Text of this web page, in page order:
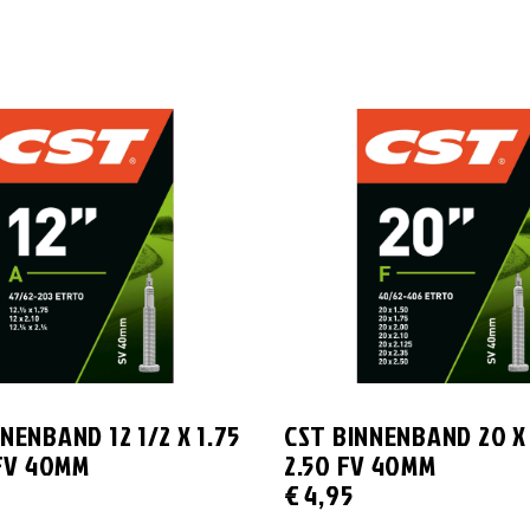
12 1/2 X 1.75
40MM
CST BINNENBAND 20
2.50 FV 40MM
€4,95